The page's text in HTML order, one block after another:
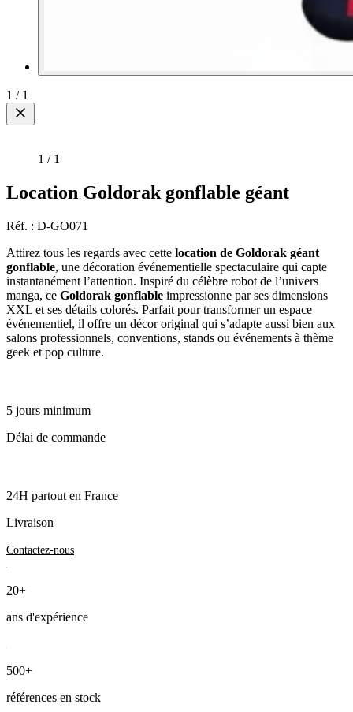
1 / 1
1 / 1
Location Goldorak gonflable géant
Réf. : D-GO071
Attirez tous les regards avec cette location de Goldorak géant
gonflable, une décoration événementielle spectaculaire qui capte
instantanément l’attention. Inspiré du célèbre robot de l’univers
manga, ce Goldorak gonflable impressionne par ses dimensions
XXL et ses détails colorés. Parfait pour transformer un espace
événementiel, il offre un décor original qui s’adapte aussi bien aux
salons professionnels, conventions, stands ou événements à thème
geek et pop culture.
5 jours minimum
Délai de commande
24H partout en France
Livraison
Contactez-nous
20+
ans d'expérience
500+
références en stock